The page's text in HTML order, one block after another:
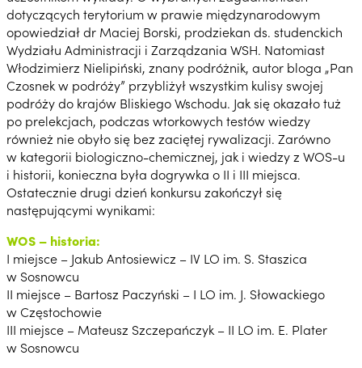
dotyczących terytorium w prawie międzynarodowym
opowiedział dr Maciej Borski, prodziekan ds. studenckich
Wydziału Administracji i Zarządzania WSH. Natomiast
Włodzimierz Nielipiński, znany podróżnik, autor bloga „Pan
Czosnek w podróży” przybliżył wszystkim kulisy swojej
podróży do krajów Bliskiego Wschodu. Jak się okazało tuż
po prelekcjach, podczas wtorkowych testów wiedzy
również nie obyło się bez zaciętej rywalizacji. Zarówno
w kategorii biologiczno-chemicznej, jak i wiedzy z WOS-u
i historii, konieczna była dogrywka o II i III miejsca.
Ostatecznie drugi dzień konkursu zakończył się
następującymi wynikami:
WOS – historia:
I miejsce – Jakub Antosiewicz – IV LO im. S. Staszica
w Sosnowcu
II miejsce – Bartosz Paczyński – I LO im. J. Słowackiego
w Częstochowie
III miejsce – Mateusz Szczepańczyk – II LO im. E. Plater
w Sosnowcu